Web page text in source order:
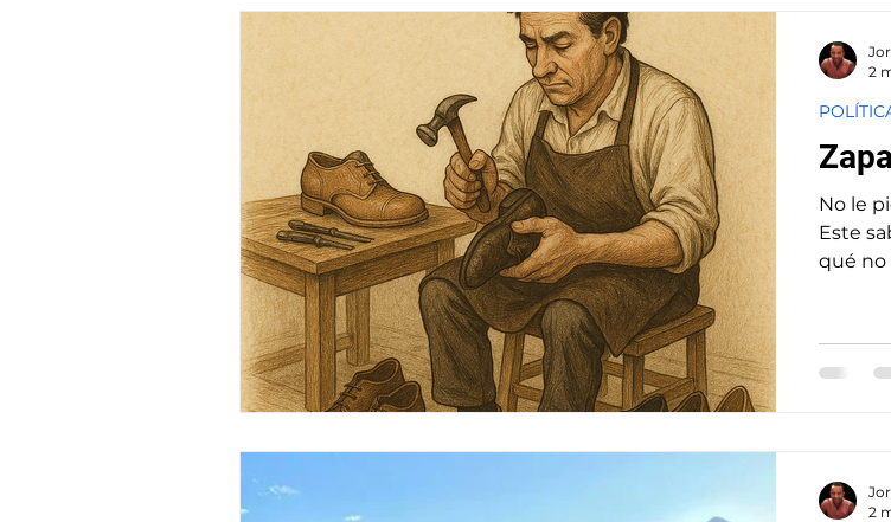
No le
Este
qué no
2
2